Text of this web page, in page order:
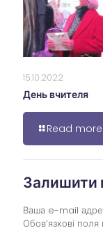
15.10.2022
День вчителя
Read more
Залишити
Ваша e-mail
Обов’язкові поля